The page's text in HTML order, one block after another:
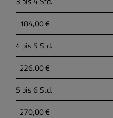
184,00 €
4 bis 5 Std.
226,00 €
5 bis 6 Std.
270,00 €